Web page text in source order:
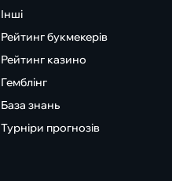
Інші
Рейтинг букмекерів
Рейтинг казино
Гемблінг
База знань
Турніри прогнозів